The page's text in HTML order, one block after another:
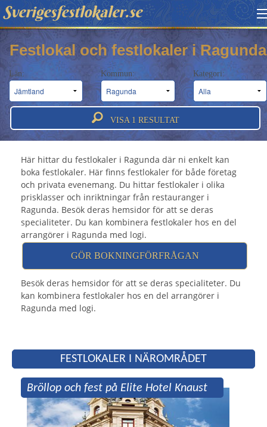
Sverigesfestlokaler.se
HITTA FESTLOKAL
BOKNINGSFÖRFRÅGAN
OM OSS
ATT BOKA FESTLOKAL
Festlokal och festlokaler i Ragunda
Län: Kommun: Kategori:
VISA 1 RESULTAT
Festlokal Ragunda - Festlokaler &
festvåningar i Ragunda
Här hittar du festlokaler i Ragunda där ni enkelt kan
boka festlokaler. Här finns festlokaler för både företag
och privata evenemang. Du hittar festlokaler i olika
prisklasser och inriktningar från restauranger i
Ragunda. Besök deras hemsidor för att se deras
specialiteter. Du kan kombinera festlokaler hos en del
arrangörer i Ragunda med logi.
GÖR BOKNINGFÖRFRÅGAN
Besök deras hemsidor för att se deras specialiteter. Du
kan kombinera festlokaler hos en del arrangörer i
Ragunda med logi.
FESTLOKALER I NÄROMRÅDET
Bröllop och fest på Elite Hotel Knaust